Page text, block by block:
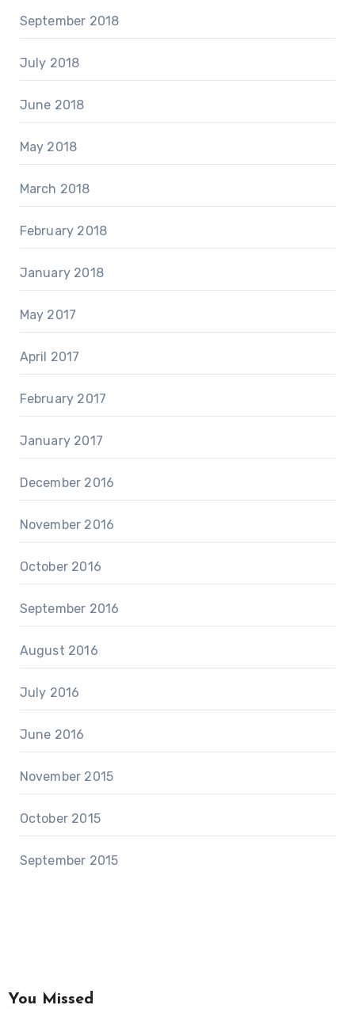
September 2018
July 2018
June 2018
May 2018
March 2018
February 2018
January 2018
May 2017
April 2017
February 2017
January 2017
December 2016
November 2016
October 2016
September 2016
August 2016
July 2016
June 2016
November 2015
October 2015
September 2015
You Missed